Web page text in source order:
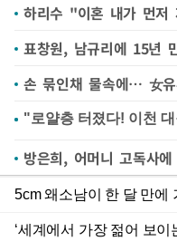
하리수 "이혼 내가 먼
표창원, 남규리에 15년
손 묶인채 물속에… 女
방은희, 어머니 고독사